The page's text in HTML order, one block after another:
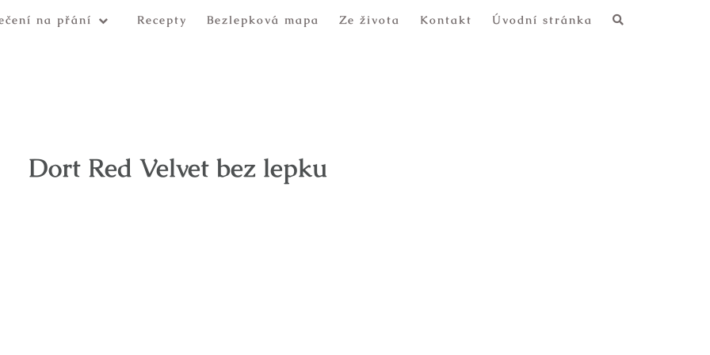
na přání Recepty Bezlepková mapa Ze života Kontakt Úvodní stránka
Dort Red Velvet bez lepku